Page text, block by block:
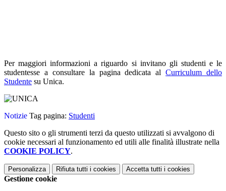
Per maggiori informazioni a riguardo si invitano gli studenti e le
studentesse a consultare la pagina dedicata alCurriculum dello
Studente su Unica.
Notizie Tag pagina: Studenti
Questo sito o gli strumenti terzi da questo utilizzati si avvalgono di
cookie necessari al funzionamento ed utili alle finalità illustrate nella
COOKIE POLICY.
Personalizza Rifiuta tutti i cookies Accetta tutti i cookies
Gestione cookie